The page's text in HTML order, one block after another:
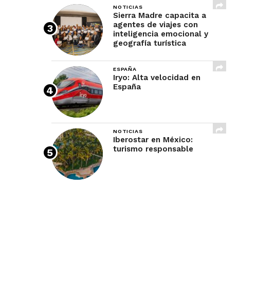
NOTICIAS
Sierra Madre capacita a
agentes de viajes con
inteligencia emocional y
geografía turística
ESPAÑA
Iryo: Alta velocidad en
España
NOTICIAS
Iberostar en México:
turismo responsable